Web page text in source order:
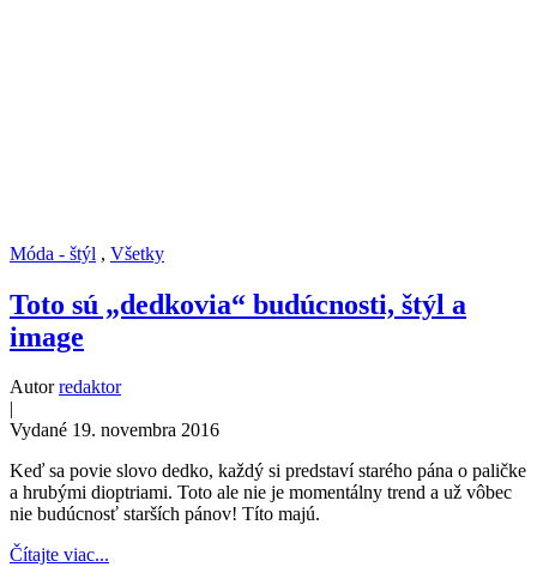
Móda - štýl , Všetky
Toto sú „dedkovia“ budúcnosti, štýl a
image
Autorredaktor
|
Vydané 19. novembra 2016
Keď sa povie slovo dedko, každý si predstaví starého pána o paličke
a hrubými dioptriami. Toto ale nie je momentálny trend a už vôbec
nie budúcnosť starších pánov! Títo majú.
Čítajte viac...